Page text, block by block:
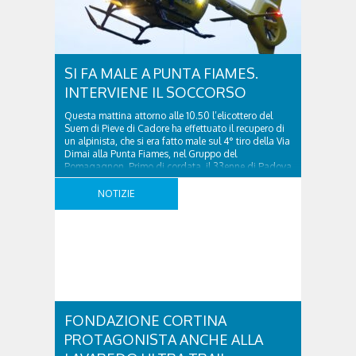
SI FA MALE A PUNTA FIAMES.
INTERVIENE IL SOCCORSO
Questa mattina attorno alle 10.50 l’elicottero del
Suem di Pieve di Cadore ha effettuato il recupero di
un alpinista, che si era fatto male sul 4° tiro della Via
Dimai alla Punta Fiames, nel Gruppo del
Pomagagnon. Primo di cordata, il 33enne di Padova
era volato per una quindicina di metri, sbattendo
violentemente con un ..
NOTIZIE
FONDAZIONE CORTINA
PROTAGONISTA ANCHE ALLA